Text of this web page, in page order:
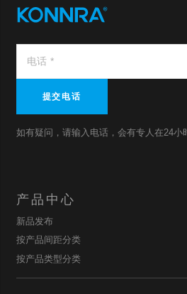
提交电话
如有疑问，请输入电话，会有专人在24小
产品中心
新品发布
按产品间距分类
按产品类型分类